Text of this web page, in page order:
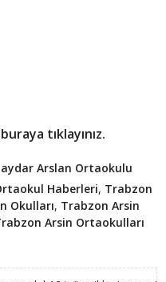
buraya tıklayınız.
Arslan Ortaokulu
Haberleri, Trabzon
Okulları, Trabzon Arsin
Arsin Ortaokulları